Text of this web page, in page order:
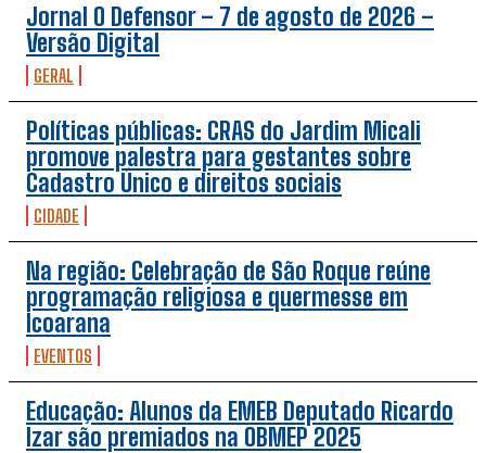
Jornal O Defensor – 7 de agosto de 2026 –
Versão Digital
GERAL
Políticas públicas: CRAS do Jardim Micali
promove palestra para gestantes sobre
Cadastro Único e direitos sociais
CIDADE
Na região: Celebração de São Roque reúne
programação religiosa e quermesse em
Icoarana
EVENTOS
Educação: Alunos da EMEB Deputado Ricardo
Izar são premiados na OBMEP 2025